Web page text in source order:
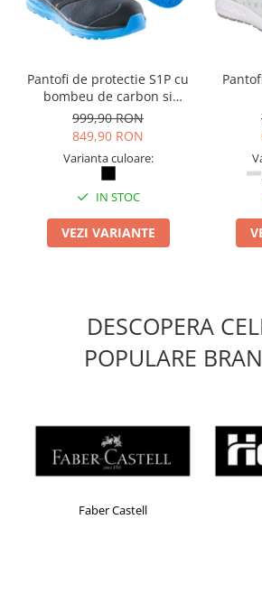
Sosete de lucru
Branturi
Articole de unica folosinta
Comunicare si prezentare
Flipchart-uri
Sisteme de afisare
Ecrane de proiectie
Electronice si accesorii tech
Gadgeturi mobile
Baterii si acumulatori
Cabluri si conectivitate
Incarcatoare cu fir si auto
Pantofi de protectie S1P cu
bombeu de carbon si
inchidere BOAÂ® Fit
999,90 RON
849,90 RON
Varianta culoare:
IN STOC
VEZI VARIANTE
DESCOPERA
POPULARE
Faber Castell